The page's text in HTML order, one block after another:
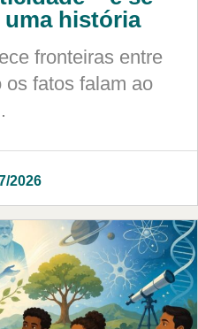
uma história
fronteiras entre
os fatos falam ao
2026